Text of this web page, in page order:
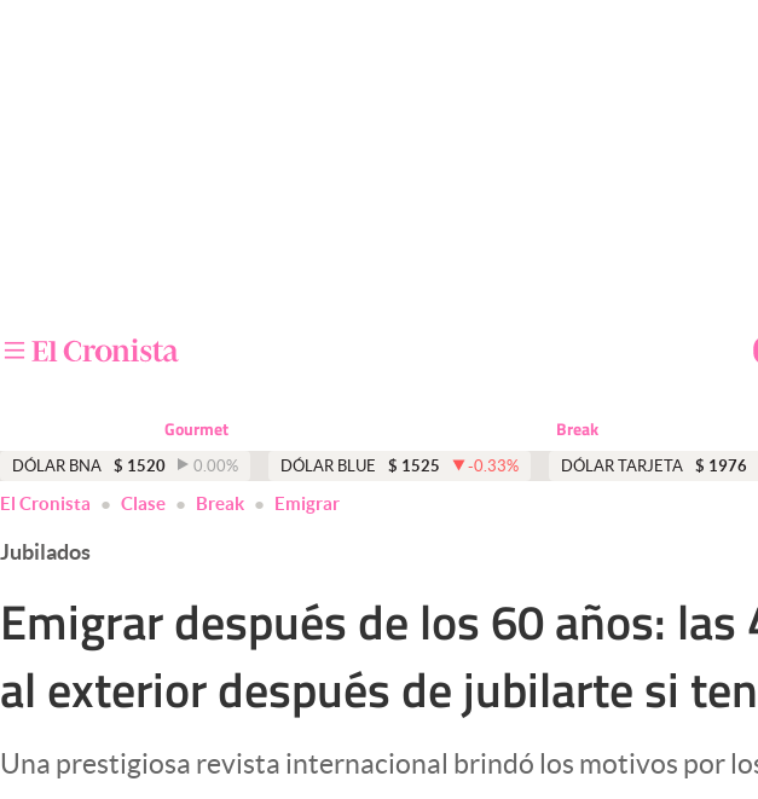
Otras secciones
Apertura
Infotechnology
Mundial 2026
El Cronista Studio
Gourmet Break
DÓLAR BNA $ 1520 0.00% DÓLAR BLUE $ 1525 -0.33% DÓLAR TARJETA $ 1976
El Cronista Clase Break Emigrar
Jubilados
Emigrar después de los 60 años:
al exterior después de jubilarte si
Una prestigiosa revista internacional brindó los motivos por